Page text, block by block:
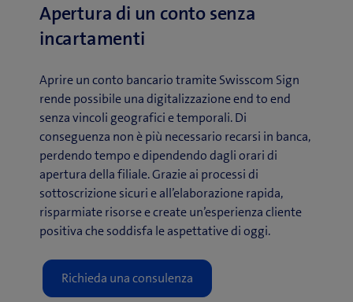
Apertura di un conto senza
incartamenti
Aprire un conto bancario tramite Swisscom Sign
rende possibile una digitalizzazione end to end
senza vincoli geografici e temporali. Di
conseguenza non è più necessario recarsi in banca,
perdendo tempo e dipendendo dagli orari di
apertura della filiale. Grazie ai processi di
sottoscrizione sicuri e all’elaborazione rapida,
risparmiate risorse e create un’esperienza cliente
positiva che soddisfa le aspettative di oggi.